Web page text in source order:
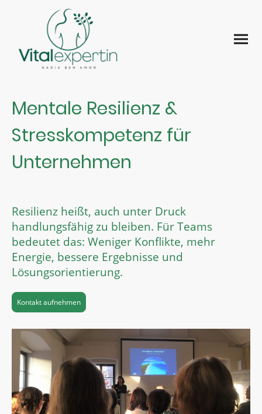
Mentale Resilienz &
Stresskompetenz für
Unternehmen
Resilienz heißt, auch unter Druck
handlungsfähig zu bleiben. Für Teams
bedeutet das: Weniger Konflikte, mehr
Energie, bessere Ergebnisse und
Lösungsorientierung.
Kontakt aufnehmen